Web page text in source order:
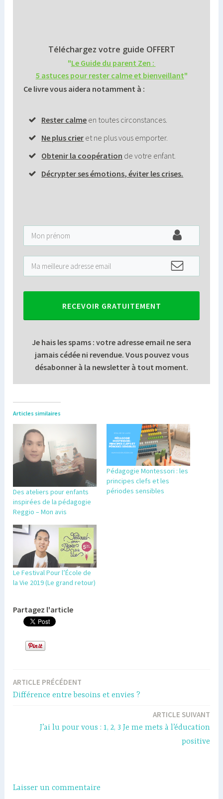
Téléchargez votre guide OFFERT
"Le Guide du parent Zen :
5 astuces pour rester calme et bienveillant"
Ce livre vous aidera notamment à :
Rester calme en toutes circonstances.
Ne plus crier et ne plus vous emporter.
Obtenir la coopération de votre enfant.
Décrypter ses émotions,éviter les crises.
RECEVOIR GRATUITEMENT
Je hais les spams : votre adresse email ne sera
jamais cédée ni revendue. Vous pouvez vous
désabonner à la newsletter à tout moment.
Articles similaires
Des ateliers pour enfants
inspirées de la pédagogie
Reggio – Mon avis
Pédagogie Montessori : les
principes clefs et les
périodes sensibles
Le Festival Pour l’École de
la Vie 2019 (Le grand retour)
Partagez l'article
Navigation
ARTICLE PRÉCÉDENT
Différence entre besoins et envies ?
ARTICLE SUIVANT
J’ai lu pour vous : 1, 2, 3 Je me mets à l’éducation
positive
Laisser un commentaire